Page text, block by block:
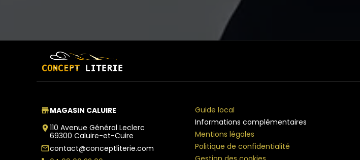
storeMAGASIN CALUIRE
place110 Avenue Général Leclerc
69300 Caluire-et-Cuire
mail_outlinecontact@conceptliterie.com
Guide local
Informations complémentaires
Mentions légales
Politique de confidentialité